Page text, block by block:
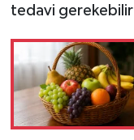
tedaviTürkiye
Video Galeri
Yaşam
Yemek